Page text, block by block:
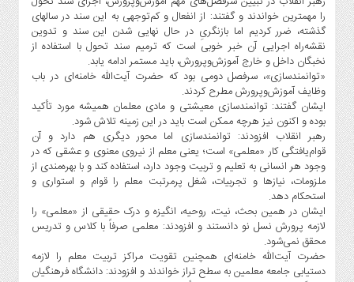
را مهمترین خواندند و گفتند: از انفعال و کم‌توجهی به این سند در سالهای
گذشته، ضرر کردیم اما بازنگریِ در حال نهایی شدن این سند و تدوین
نقشه‌راه اجرایی آن خبر خوبی است که ترمیم سند تحول با استفاده از
نخبگان داخل و خارج آموزش‌وپرورش، باید مستمر ادامه یابد.
«توانمندسازی»، سرفصل دومی بود که حضرت آیت‌الله خامنه‌ای در باب
وظایف آموزش‌وپرورش مطرح کردند.
ایشان گفتند: توانمندسازی معیشتی و مادی معلمان همیشه مورد تأکید
بوده و اکنون نیز هرچه ممکن است باید در این زمینه تلاش شود.
رهبر انقلاب افزودند: توانمندسازی اما محور دیگری هم دارد ‌و آن
قوام‌یافتگی کار «معلمی» است؛ یعنی معلم از نیروی معنوی و عشقی که در
وجود هر انسانی به تعلیم و تربیت وجود دارد، استفاده کند و با بهره‌مندی از
ملزومات، نیازها و تجربیات، شغل پرمرتبت معلم را قوام و استواری و
استحکام دهد.
ایشان در همین بحث، نیت، روحیه، انگیزه و درک حقیقی از «معلمی» را
لازمه پرورش نسل‌ نو دانستند و افزودند: معلمی صرفاً با کلاس و تدریس
محقق نمی‌شود.
حضرت آیت‌الله خامنه‌ای همچنین تقویت مراکز تربیت معلم را لازمه
دستیابی جامعه معلمین به سطح تراز خواندند و افزودند: دانشگاه فرهنگیان